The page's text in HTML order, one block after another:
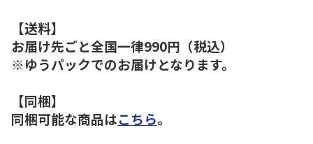
【送料】
お届け先ごと全国一律990円（税込）
※ゆうパックでのお届けとなります。
【同梱】
同梱可能な商品はこちら。